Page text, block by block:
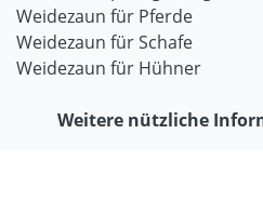
Weidezaun für Pferde
Weidezaun für Schafe
Weidezaun für Hühner
Weitere nützliche